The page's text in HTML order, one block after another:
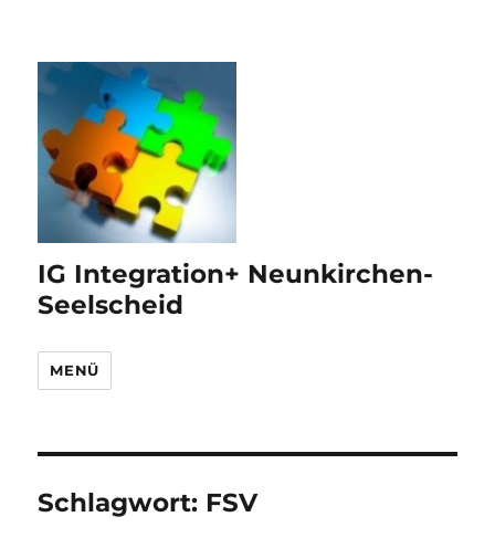
IG Integration+ Neunkirchen-
Seelscheid
MENÜ
Schlagwort: FSV